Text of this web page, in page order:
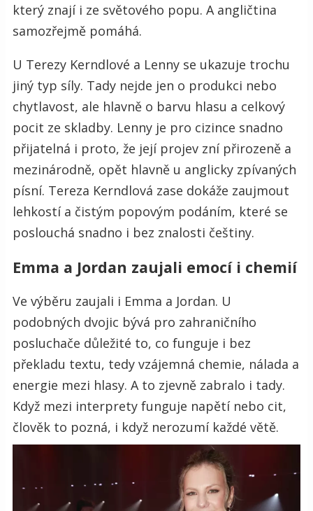
který znají i ze světového popu. A angličtina
samozřejmě pomáhá.
U Terezy Kerndlové a Lenny se ukazuje trochu
jiný typ síly. Tady nejde jen o produkci nebo
chytlavost, ale hlavně o barvu hlasu a celkový
pocit ze skladby. Lenny je pro cizince snadno
přijatelná i proto, že její projev zní přirozeně a
mezinárodně, opět hlavně u anglicky zpívaných
písní. Tereza Kerndlová zase dokáže zaujmout
lehkostí a čistým popovým podáním, které se
poslouchá snadno i bez znalosti češtiny.
Emma a Jordan zaujali emocí i chemií
Ve výběru zaujali i Emma a Jordan. U
podobných dvojic bývá pro zahraničního
posluchače důležité to, co funguje i bez
překladu textu, tedy vzájemná chemie, nálada a
energie mezi hlasy. A to zjevně zabralo i tady.
Když mezi interprety funguje napětí nebo cit,
člověk to pozná, i když nerozumí každé větě.